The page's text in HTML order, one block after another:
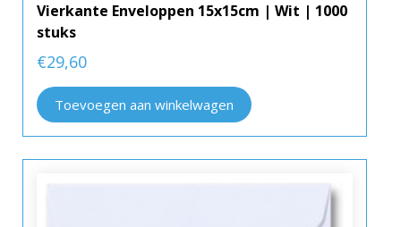
Vierkante Enveloppen 15x15cm | Wit | 1000
stuks
€29,60
Toevoegen aan winkelwagen